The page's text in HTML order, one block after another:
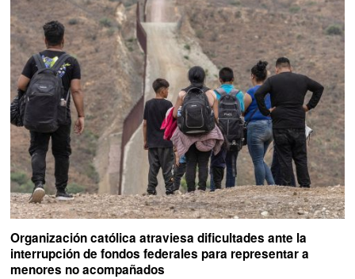
Organización católica atraviesa dificultades ante la
interrupción de fondos federales para representar a
menores no acompañados